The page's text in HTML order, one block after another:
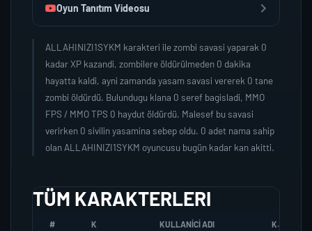
Oyun Tanıtım Videosu
ALLAHINIZI1SYKM karakteri ile zombi savasi yaparak 0
kadar XP kazandi, zombilere öldürülmeden 0 dakika
hayatta kaldi, ayni zamanda yasam savasi vererek 0 tane
zombi öldürdü. Bulundugu klana 0 seref bagisladi, MMO
FPS / MMO TPS 0 haydut öldürdü. Malesef bu savasi
verirken 0 sivilin yasamina sebep oldu. 0 adet nama sahip
olan ALLAHINIZI1SYKM oyuncusu bugün kadar kan akitti.
TÜM KARAKTERLERI
# K KULLANICI ADI K.SEREFI